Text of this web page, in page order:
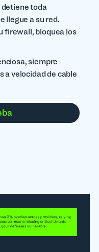
toda
llegue a su red.
firewall, bloquea los
siempre
velocidad de cable